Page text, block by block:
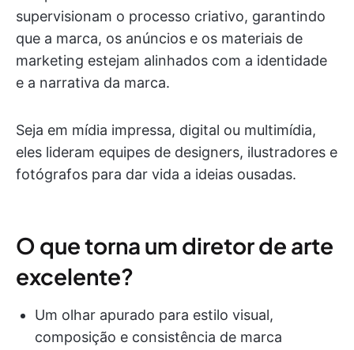
supervisionam o processo criativo, garantindo
que a marca, os anúncios e os materiais de
marketing estejam alinhados com a identidade
e a narrativa da marca.
Seja em mídia impressa, digital ou multimídia,
eles lideram equipes de designers, ilustradores e
fotógrafos para dar vida a ideias ousadas.
O que torna um diretor de arte
excelente?
Um olhar apurado para estilo visual,
composição e consistência de marca